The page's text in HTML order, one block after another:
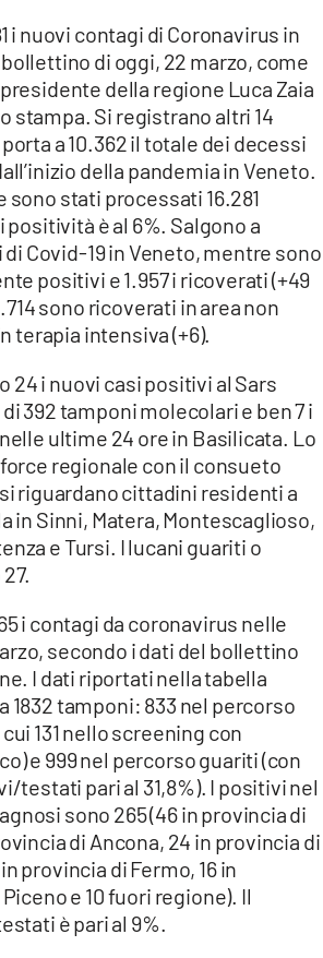
i nuovi contagi di Coronavirus in
di oggi, 22 marzo, come
della regione Luca Zaia
stampa. Si registrano altri 14
a 10.362 il totale dei decessi
della pandemia in Veneto.
stati processati 16.281
è al 6%. Salgono a
di Covid-19 in Veneto, mentre sono
positivi e 1.957 i ricoverati (+49
sono ricoverati in area non
terapia intensiva (+6).
24 i nuovi casi positivi al Sars
392 tamponi molecolari e ben 7 i
ultime 24 ore in Basilicata. Lo
regionale con il consueto
riguardano cittadini residenti a
in Sinni, Matera, Montescaglioso,
e Tursi. I lucani guariti o
i contagi da coronavirus nelle
secondo i dati del bollettino
I dati riportati nella tabella
1832 tamponi: 833 nel percorso
131 nello screening con
e 999 nel percorso guariti (con
testati pari al 31,8%). I positivi nel
sono 265 (46 in provincia di
di Ancona, 24 in provincia di
provincia di Fermo, 16 in
e 10 fuori regione). Il
è pari al 9%.